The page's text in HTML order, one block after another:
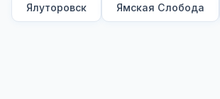
Ялуторовск Ямская Слобода